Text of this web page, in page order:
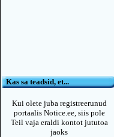
Kas sa teadsid, et...
Kui olete juba registreerunud
portaalis Notice.ee, siis pole
Teil vaja eraldi kontot jututoa
jaoks